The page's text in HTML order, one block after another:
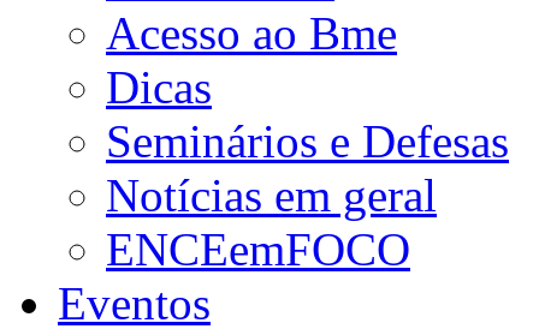
Acesso ao Bme
Dicas
Seminários e Defesas
Notícias em geral
ENCEemFOCO
Eventos